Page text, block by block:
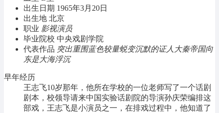
出生日期 1965年3月20日
出生地 北京
职业 影视演员
毕业院校 中央戏剧学院
代表作品 突出重围蓝色较量蜕变沉默的证人大秦帝国向
东是大海浮沉
早年经历
王志飞10岁那年，他所在学校的一位老师写了一个话剧
剧本，校领导请来中国实验话剧院的导演孙庆荣编排这
部戏，王志飞是小演员之一，在排戏过程中，他知道了